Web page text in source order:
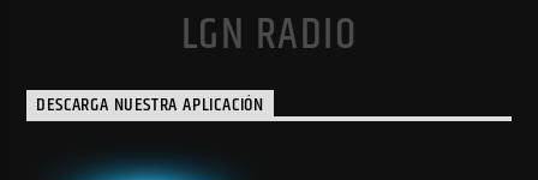
LGN RADIO
DESCARGA NUESTRA APLICACIÓN